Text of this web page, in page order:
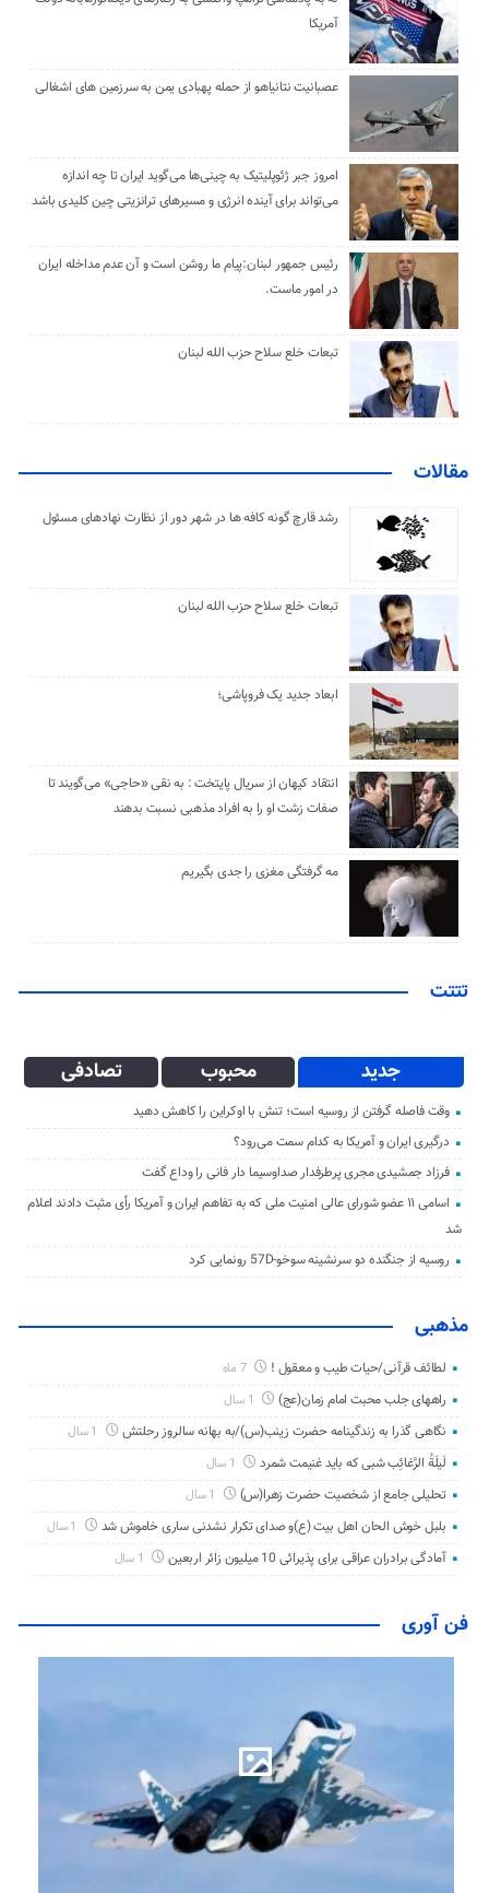
آمریکا
عصبانیت نتانیاهو از حمله پهبادی یمن به سرزمین های اشغالی
امروز جبر ژئوپلیتیک به چینی‌ها می‌گوید ایران تا چه اندازه
می‌تواند برای آینده انرژی و مسیرهای ترانزیتی چین کلیدی باشد
رئیس جمهور لبنان:پیام ما روشن است و آن عدم مداخله ایران
در امور ماست.
تبعات خلع سلاح حزب الله لبنان
مقالات
رشد قارچ گونه کافه ها در شهر دور از نظارت نهادهای مسئول
تبعات خلع سلاح حزب الله لبنان
ابعاد جدید یک فروپاشی؛
انتقاد کیهان از سریال پایتخت : به نقی «حاجی» می‌گویند تا
صفات زشت او را به افراد مذهبی نسبت بدهند
مه گرفتگی مغزی را جدی بگیریم
تتتت
جدید محبوب تصادفی
وقت فاصله گرفتن از روسیه است؛ تنش با اوکراین را کاهش دهید
درگیری ایران و آمریکا به کدام سمت می‌رود؟
فرزاد جمشیدی مجری پرطرفدار صداوسیما دار فانی را وداع گفت
اسامی ۱۱ عضو شورای عالی امنیت ملی که به تفاهم ایران و آمریکا رأی مثبت دادند اعلام
شد
روسیه از جنگنده دو سرنشینه سوخو-57D رونمایی کرد
مذهبی
لطائف قرآنی/حیات طیب و معقول ! 7 ماه
راههای جلب محبت امام زمان(عج)
نگاهی گذرا به زندگینامه حضرت زینب(س)/به بهانه سالروز رحلتش
لَیلَةُ الرَّغائِب شبی که باید غنیمت شمرد
تحلیلی جامع از شخصیت حضرت زهرا(س)
بلبل خوش الحان اهل بیت (ع)و صدای تکرار نشدنی ساری خاموش شد
آمادگی برادران عراقی برای پذیرائی 10 میلیون زائر اربعین
فن آوری